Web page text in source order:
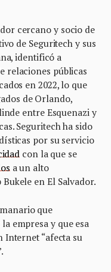
cercano y socio de
de Seguritech y sus
identificó a
relaciones públicas
en 2022, lo que
de Orlando,
entre Esquenazi y
Seguritech ha sido
por su servicio
con la que se
a un alto
en El Salvador.
que
empresa y que esa
“afecta su